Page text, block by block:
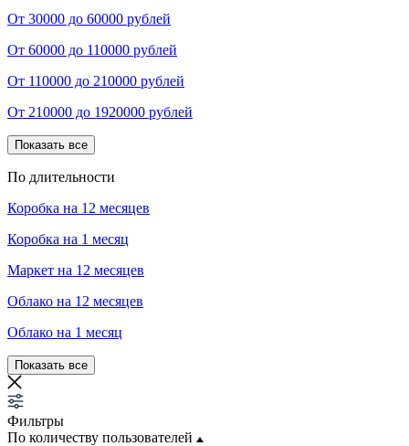
От 30000 до 60000 рублей
От 60000 до 110000 рублей
От 110000 до 210000 рублей
От 210000 до 1920000 рублей
Показать все
По длительности
Коробка на 12 месяцев
Коробка на 1 месяц
Маркет на 12 месяцев
Облако на 12 месяцев
Облако на 1 месяц
Показать все
Фильтры
По количеству пользователей